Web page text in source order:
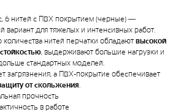
6 нитей с ПВХ покрытием (черные) —
вариант для тяжелых и интенсивных работ.
количества нитей перчатки обладают высокой
, выдерживают большие нагрузки и
стандартных моделей.
загрязнения, а ПВХ-покрытие обеспечивает
от скольжения.
прочность
в работе